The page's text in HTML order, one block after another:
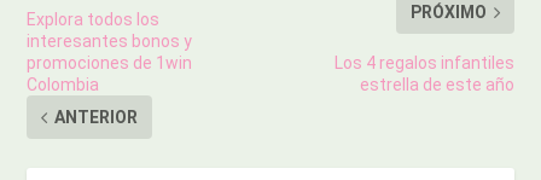
Explora todos los
interesantes bonos y
promociones de 1win
Colombia
ANTERIOR
PRÓXIMO
Los 4 regalos infantiles
estrella de este año